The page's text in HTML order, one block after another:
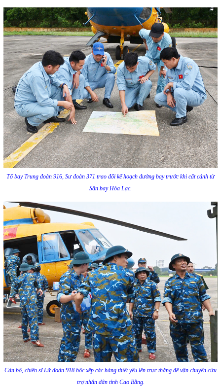
Tổ bay Trung đoàn 916, Sư đoàn 371 trao đổi kế hoạch đường bay trước khi cất cánh từ
Sân bay Hòa Lạc.
Cán bộ, chiến sĩ Lữ đoàn 918 bốc xếp các hàng thiết yếu lên trực thăng để vận chuyển cứu
trợ nhân dân tỉnh Cao Bằng.